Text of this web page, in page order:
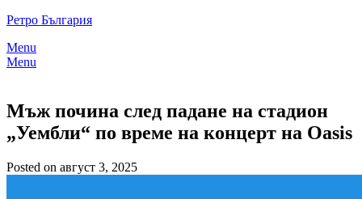
Skip
content
Ретро България
Menu
Menu
Мъж почина след падане на стадион
„Уембли“ по време на концерт на Oasis
Posted on август 3, 2025